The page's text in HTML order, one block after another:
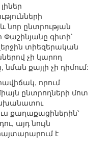
նոր ընտրության
Փաշինյանը գիտի՝
տիեզերական
չի կարող
նման քայլի չի դիմում:
որում
ընտրողների մոտ
քաղաքացիներին՝
այդ նույն
է